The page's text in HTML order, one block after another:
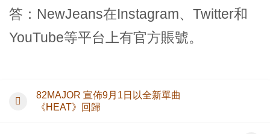
答：NewJeans在Instagram、Twitter和
YouTube等平台上有官方賬號。
82MAJOR 宣佈9月1日以全新單曲
《HEAT》回歸